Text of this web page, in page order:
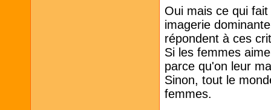
Oui mais ce qui
imagerie
répondent à ces
Si les femmes
parce qu'on leur
Sinon, tout le
femmes.